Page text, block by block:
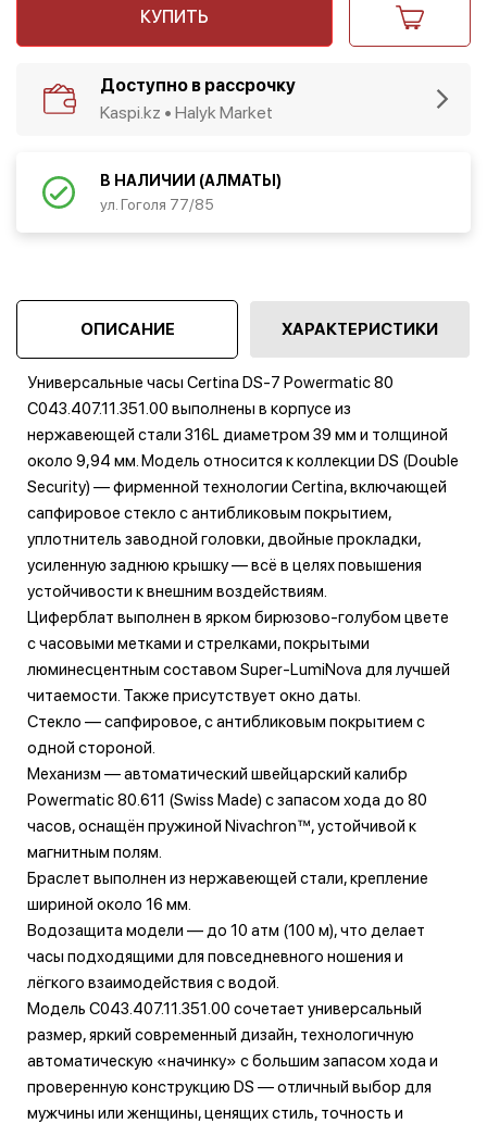
КУПИТЬ
Доступно в рассрочку
Kaspi.kz • Halyk Market
В НАЛИЧИИ (АЛМАТЫ)
ул. Гоголя 77/85
ОПИСАНИЕ ХАРАКТЕРИСТИКИ
Универсальные часы Certina DS-7 Powermatic 80
C043.407.11.351.00 выполнены в корпусе из
нержавеющей стали 316L диаметром 39 мм и толщиной
около 9,94 мм. Модель относится к коллекции DS (Double
Security) — фирменной технологии Certina, включающей
сапфировое стекло с антибликовым покрытием,
уплотнитель заводной головки, двойные прокладки,
усиленную заднюю крышку — всё в целях повышения
устойчивости к внешним воздействиям.
Циферблат выполнен в ярком бирюзово-голубом цвете
с часовыми метками и стрелками, покрытыми
люминесцентным составом Super-LumiNova для лучшей
читаемости. Также присутствует окно даты.
Стекло — сапфировое, с антибликовым покрытием с
одной стороной.
Механизм — автоматический швейцарский калибр
Powermatic 80.611 (Swiss Made) с запасом хода до 80
часов, оснащён пружиной Nivachron™, устойчивой к
магнитным полям.
Браслет выполнен из нержавеющей стали, крепление
шириной около 16 мм.
Водозащита модели — до 10 атм (100 м), что делает
часы подходящими для повседневного ношения и
лёгкого взаимодействия с водой.
Модель C043.407.11.351.00 сочетает универсальный
размер, яркий современный дизайн, технологичную
автоматическую «начинку» с большим запасом хода и
проверенную конструкцию DS — отличный выбор для
мужчины или женщины, ценящих стиль, точность и